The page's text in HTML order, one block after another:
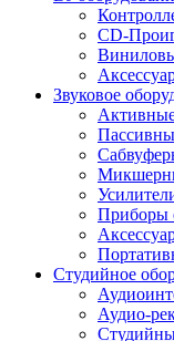
CD-
Звуковое
Приборы
Студийное
Аудио-